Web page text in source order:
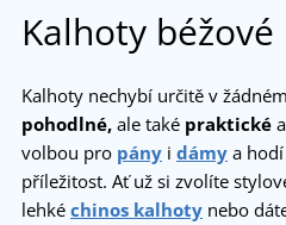
Kalhoty béžové
Kalhoty nechybí určitě v
pohodlné, ale také praktické a
volbou pro pány i dámy a
příležitost. Ať už si zvolíte
lehké chinos kalhoty nebo